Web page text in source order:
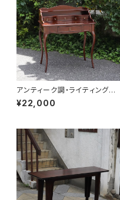
アンティーク調・ライティングデ
スク
¥22,000